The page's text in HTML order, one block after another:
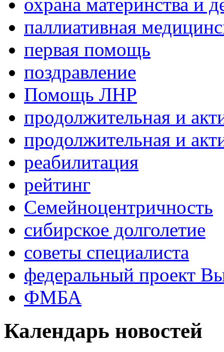
паллиативная
первая помощь
поздравление
Помощь ЛНР
продолжительная и
продолжительная и
реабилитация
рейтинг
Семейноцентричность
сибирское долголетие
советы специалиста
федеральный проект
ФМБА
Календарь новостей